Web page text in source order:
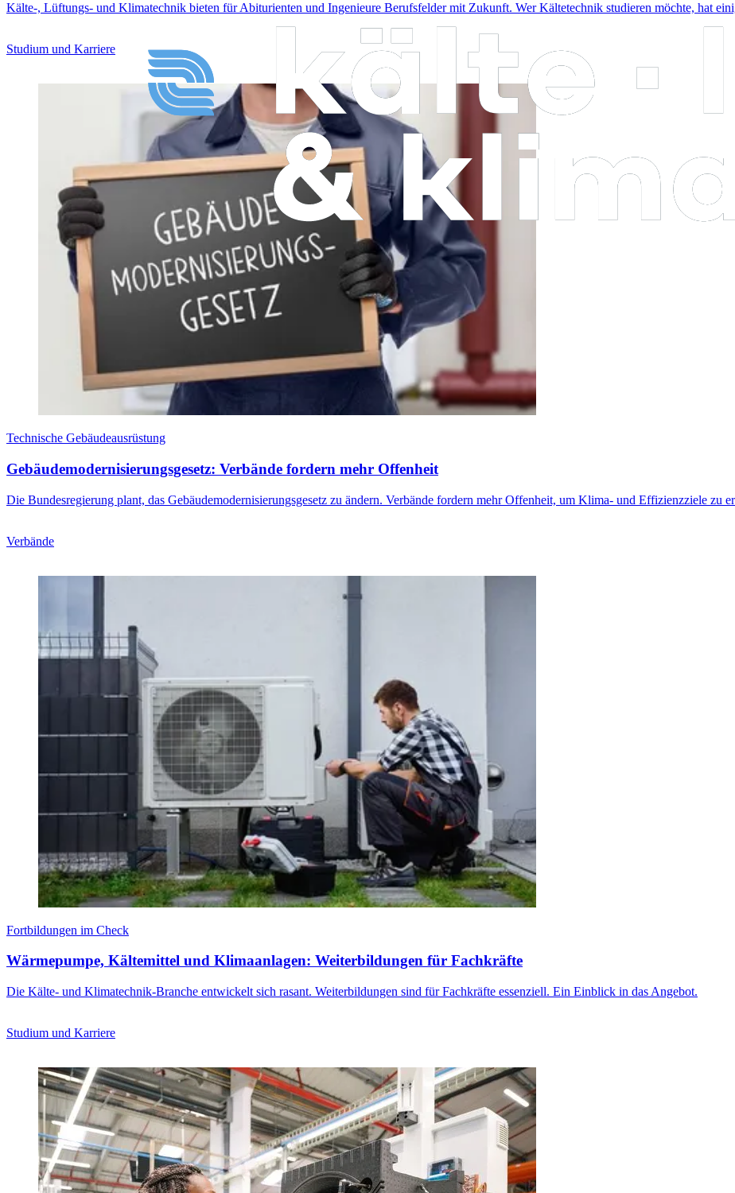
Kälte-, Lüftungs- und Klimatechnik bieten für Abiturienten und Ingenieure Berufsfelder mit Zukunft. Wer Kältetechnik studieren möchte, hat
Studium und Karriere
Technische Gebäudeausrüstung
Gebäudemodernisierungsgesetz: Verbände fordern mehr Offenheit
Die Bundesregierung plant, das Gebäudemodernisierungsgesetz zu ändern. Verbände fordern mehr Offenheit, um Klima- und Effizienzziele zu
Verbände
Fortbildungen im Check
Wärmepumpe, Kältemittel und Klimaanlagen: Weiterbildungen für Fachkräfte
Die Kälte- und Klimatechnik-Branche entwickelt sich rasant. Weiterbildungen sind für Fachkräfte essenziell. Ein Einblick in das Angebot.
Studium und Karriere